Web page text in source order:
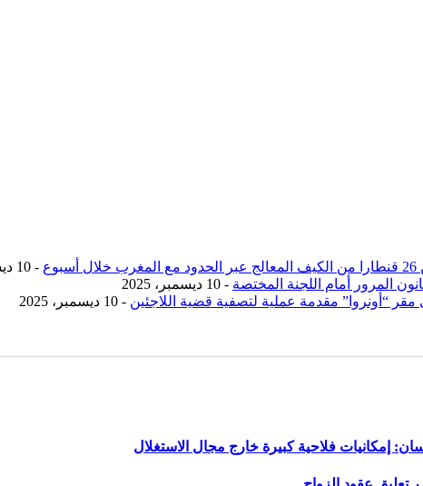
- 10 ديسمبر، 2025
المرور أمام اللجنة المختصة - 10 ديسمبر، 2025
مقر “أونروا” مقدمة عملية لتصفية قضية اللاجئين - 10 ديسمبر، 2025
إمكانيات فلاحية كبيرة خارج مجال الاستغلال